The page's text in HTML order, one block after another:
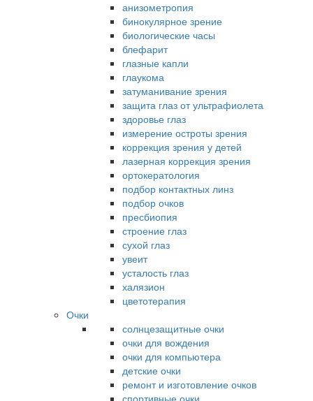
анизометропия
бинокулярное зрение
биологические часы
блефарит
глазные капли
глаукома
затуманивание зрения
защита глаз от ультрафиолета
здоровье глаз
измерение остроты зрения
коррекция зрения у детей
лазерная коррекция зрения
ортокератология
подбор контактных линз
подбор очков
пресбиопия
строение глаз
сухой глаз
увеит
усталость глаз
халязион
цветотерапия
Очки
солнцезащитные очки
очки для вождения
очки для компьютера
детские очки
ремонт и изготовление очков